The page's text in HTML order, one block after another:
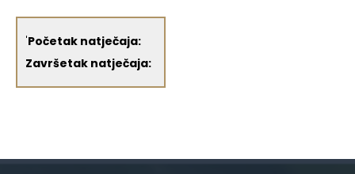
'Početak natječaja:
Završetak natječaja: